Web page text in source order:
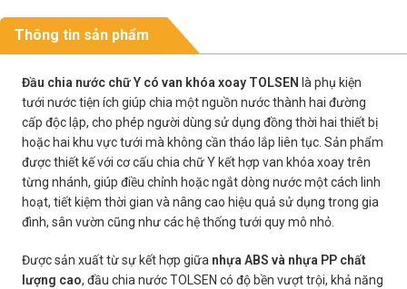
Thông tin sản phẩm
Đầu chia nước chữ Y có van khóa xoay TOLSEN là phụ kiện
tưới nước tiện ích giúp chia một nguồn nước thành hai đường
cấp độc lập, cho phép người dùng sử dụng đồng thời hai thiết bị
hoặc hai khu vực tưới mà không cần tháo lắp liên tục. Sản phẩm
được thiết kế với cơ cấu chia chữ Y kết hợp van khóa xoay trên
từng nhánh, giúp điều chỉnh hoặc ngắt dòng nước một cách linh
hoạt, tiết kiệm thời gian và nâng cao hiệu quả sử dụng trong gia
đình, sân vườn cũng như các hệ thống tưới quy mô nhỏ.
Được sản xuất từ sự kết hợp giữa nhựa ABS và nhựa PP chất
lượng cao, đầu chia nước TOLSEN có độ bền vượt trội, khả năng